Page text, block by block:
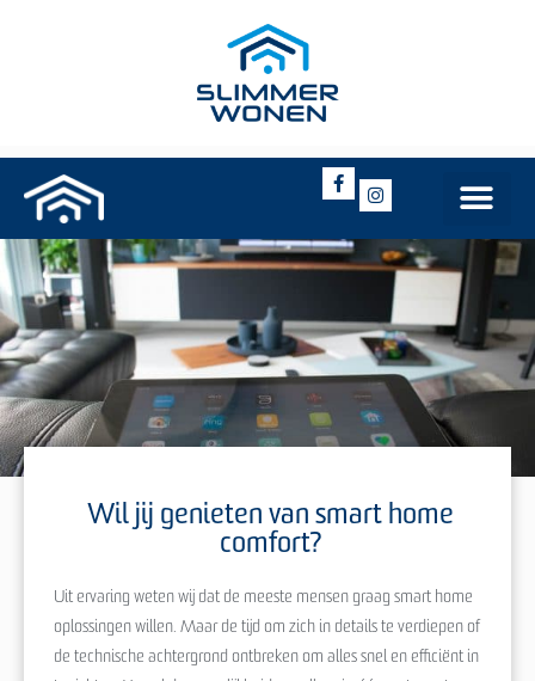
Wil jij genieten van smart home
comfort?
Uit ervaring weten wij dat de meeste mensen graag smart home
oplossingen willen. Maar de tijd om zich in details te verdiepen of
de technische achtergrond ontbreken om alles snel en efficiënt in